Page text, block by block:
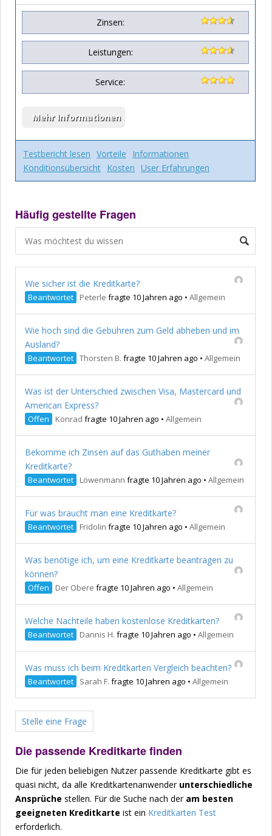
Zinsen:
Leistungen:
Service:
Testbericht lesen Vorteile
Informationen
Konditionsübersicht Kosten User Erfahrungen
Häufig gestellte Fragen
Wie sicher ist die Kreditkarte?
Beantwortet Peterle fragte 10 Jahren ago • Allgemein
Wie hoch sind die Gebühren zum Geld abheben und im
Ausland?
Beantwortet Thorsten B. fragte 10 Jahren ago • Allgemein
Was ist der Unterschied zwischen Visa, Mastercard und
American Express?
Offen Konrad fragte 10 Jahren ago • Allgemein
Bekomme ich Zinsen auf das Guthaben meiner
Kreditkarte?
Beantwortet Löwenmann fragte 10 Jahren ago • Allgemein
Für was braucht man eine Kreditkarte?
Beantwortet Fridolin fragte 10 Jahren ago • Allgemein
Was benötige ich, um eine Kreditkarte beantragen zu
können?
Offen Der Obere fragte 10 Jahren ago • Allgemein
Welche Nachteile haben kostenlose Kreditkarten?
Beantwortet Dannis H. fragte 10 Jahren ago • Allgemein
Was muss ich beim Kreditkarten Vergleich beachten?
Beantwortet Sarah F. fragte 10 Jahren ago • Allgemein
Stelle eine Frage
Die passende Kreditkarte finden
Die für jeden beliebigen Nutzer passende Kreditkarte gibt es
quasi nicht, da alle Kreditkartenanwender unterschiedliche
Ansprüche stellen. Für die Suche nach der am besten
geeigneten Kreditkarte ist ein Kreditkarten Test
erforderlich.